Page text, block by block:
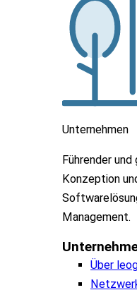
Unternehmen
Führender
Konzeption
Management.
Über